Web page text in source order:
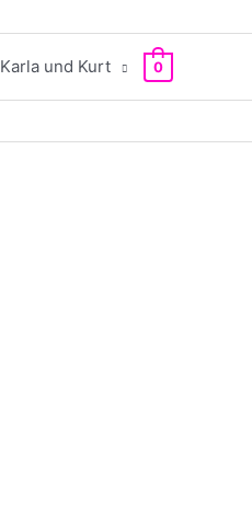
Karla und Kurt 0